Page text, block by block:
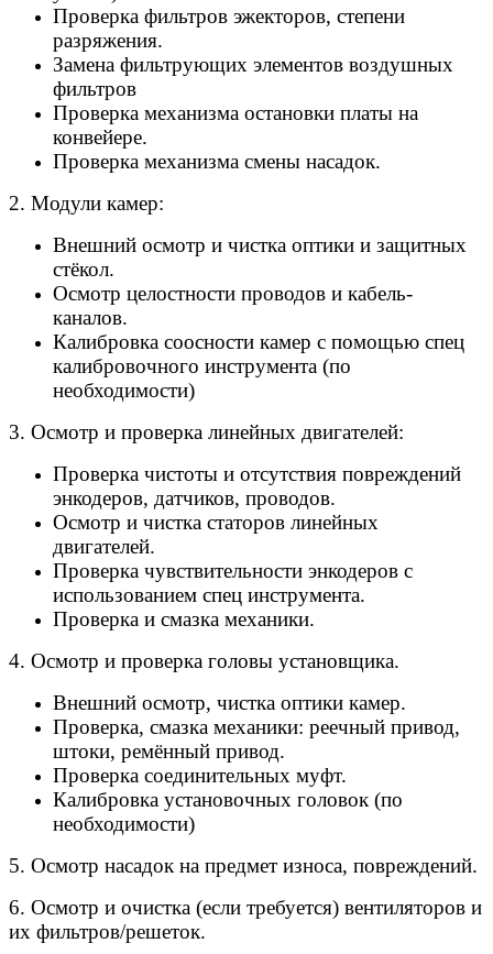
Проверка фильтров эжекторов, степени
разряжения.
Замена фильтрующих элементов воздушных
фильтров
Проверка механизма остановки платы на
конвейере.
Проверка механизма смены насадок.
2. Модули камер:
Внешний осмотр и чистка оптики и защитных
стёкол.
Осмотр целостности проводов и кабель-
каналов.
Калибровка соосности камер с помощью спец
калибровочного инструмента (по
необходимости)
3. Осмотр и проверка линейных двигателей:
Проверка чистоты и отсутствия повреждений
энкодеров, датчиков, проводов.
Осмотр и чистка статоров линейных
двигателей.
Проверка чувствительности энкодеров с
использованием спец инструмента.
Проверка и смазка механики.
4. Осмотр и проверка головы установщика.
Внешний осмотр, чистка оптики камер.
Проверка, смазка механики: реечный привод,
штоки, ремённый привод.
Проверка соединительных муфт.
Калибровка установочных головок (по
необходимости)
5. Осмотр насадок на предмет износа, повреждений.
6. Осмотр и очистка (если требуется) вентиляторов и
их фильтров/решеток.